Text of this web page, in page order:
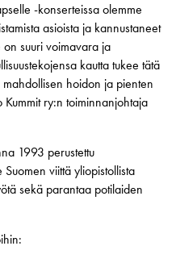
-konserteissa olemme
asioista ja kannustaneet
suuri voimavara ja
kautta tukee tätä
hoidon ja pienten
ry:n toiminnanjohtaja
1993 perustettu
viittä yliopistollista
sekä parantaa potilaiden